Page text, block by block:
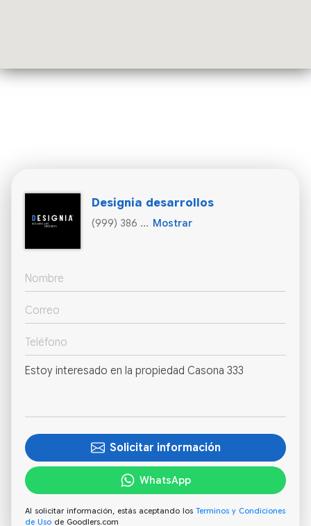
Designia desarrollos
(999) 386 ... Mostrar
Solicitar información
WhatsApp
Al solicitar información, estás aceptando los Terminos y Condiciones
de Uso de Goodlers.com